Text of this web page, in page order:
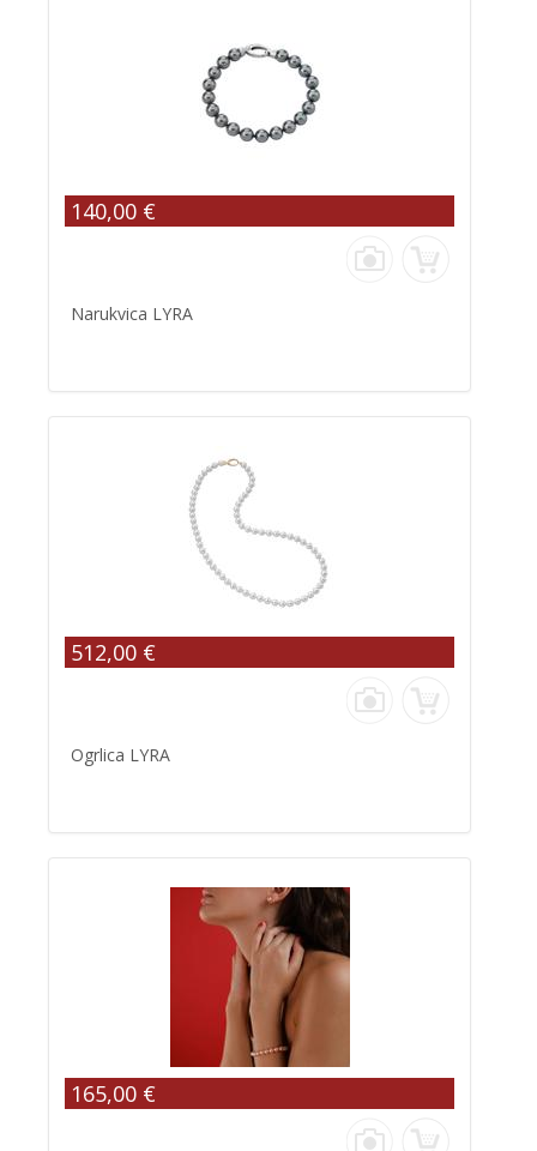
140,00 €
Narukvica LYRA
512,00 €
Ogrlica LYRA
165,00 €